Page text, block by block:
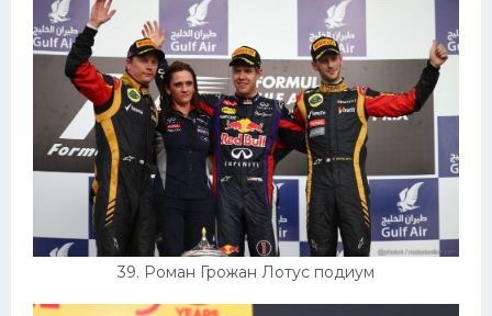
39. Роман Грожан Лотус подиум